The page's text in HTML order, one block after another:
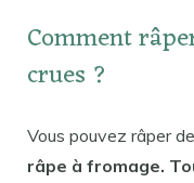
Comment
crues ?
Vous pouvez râper
râpe à fromage.